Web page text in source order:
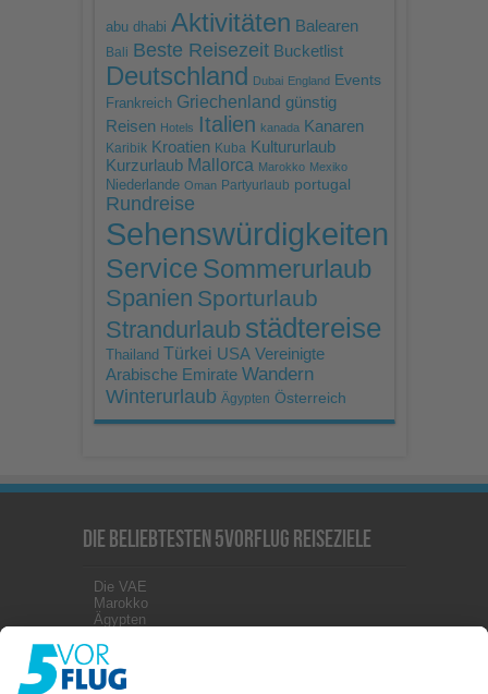
abu dhabi Aktivitäten Balearen
Bali Beste Reisezeit Bucketlist
Deutschland Dubai England Events
Frankreich Griechenland günstig
Reisen Hotels Italien kanada Kanaren
Karibik Kroatien Kuba Kultururlaub
Kurzurlaub Mallorca Marokko Mexiko
Niederlande Oman Partyurlaub portugal
Rundreise
Sehenswürdigkeiten
Service Sommerurlaub
Spanien Sporturlaub
Strandurlaub städtereise
Thailand Türkei USA Vereinigte
Arabische Emirate Wandern
Winterurlaub Ägypten Österreich
Die beliebtesten 5vorFlug Reiseziele
Die VAE
Marokko
Ägypten
Malta
Griechenland
Zypern